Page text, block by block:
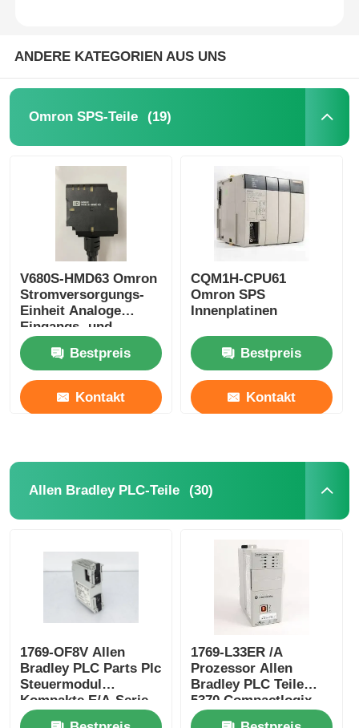
ANDERE KATEGORIEN AUS UNS
Omron SPS-Teile (19)
V680S-HMD63 Omron
Stromversorgungs-
Einheit Analoge
Eingangs- und
Ausgangseinheiten
Bestpreis
Kontakt
CQM1H-CPU61
Omron SPS
Innenplatinen
Bestpreis
Kontakt
Allen Bradley PLC-Teile (30)
1769-OF8V Allen
Bradley PLC Parts Plc
Steuermodul
Kompakte E/A-Serie
1769-L33ER /A
Prozessor Allen
Bradley PLC Teile
5370 Compactlogix
Ethernet Modul2MB